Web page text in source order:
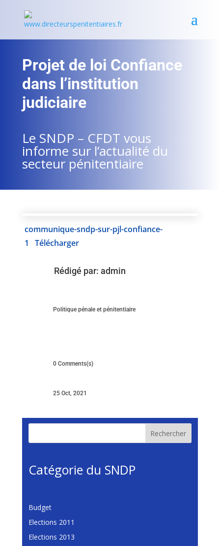
Projet de loi Confiance
dans l’institution
judiciaire
Le SNDP – CFDT vous
informe sur l’actualité du
secteur pénitentiaire
communique-sndp-sur-pjl-confiance-
1
Télécharger
Rédigé par: admin
Politique pénale et pénitentiaire
0 Comments(s)
25 Oct, 2021
Rechercher
Catégorie du SNDP
Budget
Elections 2011
Elections 2013